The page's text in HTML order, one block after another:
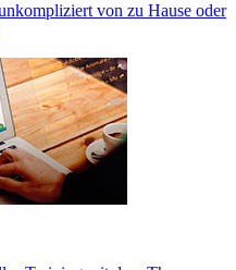
von zu Hause oder